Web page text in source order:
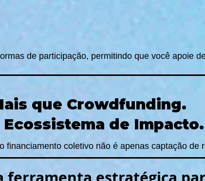
de participação, permitindo que você apoie
que Crowdfunding.
Ecossistema de Impacto.
financiamento coletivo não é apenas captação de